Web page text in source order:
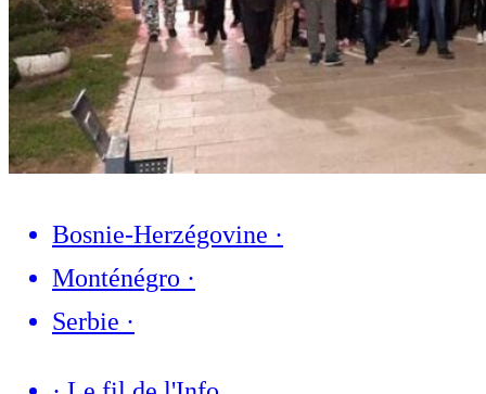
Bosnie-Herzégovine ·
Monténégro ·
Serbie ·